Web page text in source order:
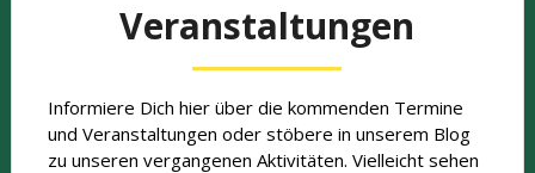
Veranstaltungen
Informiere Dich hier über die kommenden Termine
und Veranstaltungen oder stöbere in unserem Blog
zu unseren vergangenen Aktivitäten. Vielleicht sehen